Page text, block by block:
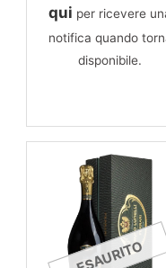
qui per ricevere
notifica quando
disponibile.
ESAURITO